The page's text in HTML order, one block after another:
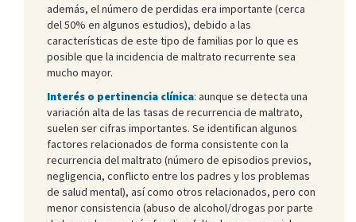
además, el número de perdidas era importante (cerca
del 50% en algunos estudios), debido a las
características de este tipo de familias por lo que es
posible que la incidencia de maltrato recurrente sea
mucho mayor.
Interés o pertinencia clínica: aunque se detecta una
variación alta de las tasas de recurrencia de maltrato,
suelen ser cifras importantes. Se identifican algunos
factores relacionados de forma consistente con la
recurrencia del maltrato (número de episodios previos,
negligencia, conflicto entre los padres y los problemas
de salud mental), así como otros relacionados, pero con
menor consistencia (abuso de alcohol/drogas por parte